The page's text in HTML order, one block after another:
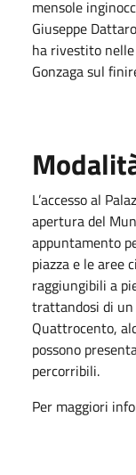
mensole
Giuseppe
ha rivestito
Gonzaga sul
L’accesso al
apertura del
appuntamento
piazza e le aree
raggiungibili a
trattandosi di
Quattrocento,
possono
percorribili.
Per maggiori